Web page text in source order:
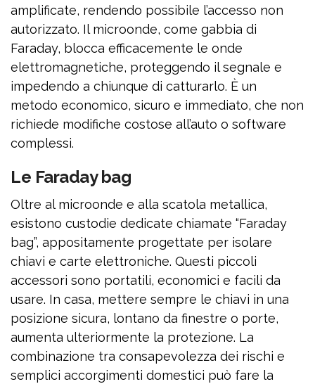
amplificate, rendendo possibile l’accesso non
autorizzato. Il microonde, come gabbia di
Faraday, blocca efficacemente le onde
elettromagnetiche, proteggendo il segnale e
impedendo a chiunque di catturarlo. È un
metodo economico, sicuro e immediato, che non
richiede modifiche costose all’auto o software
complessi.
Le Faraday bag
Oltre al microonde e alla scatola metallica,
esistono custodie dedicate chiamate “Faraday
bag”, appositamente progettate per isolare
chiavi e carte elettroniche. Questi piccoli
accessori sono portatili, economici e facili da
usare. In casa, mettere sempre le chiavi in una
posizione sicura, lontano da finestre o porte,
aumenta ulteriormente la protezione. La
combinazione tra consapevolezza dei rischi e
semplici accorgimenti domestici può fare la